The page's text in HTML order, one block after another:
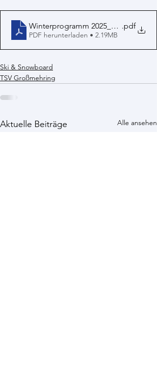
Winterprogramm 2025_2026.pdf
PDF herunterladen • 2.19MB
Ski & Snowboard
TSV Großmehring
Aktuelle Beiträge Alle ansehen